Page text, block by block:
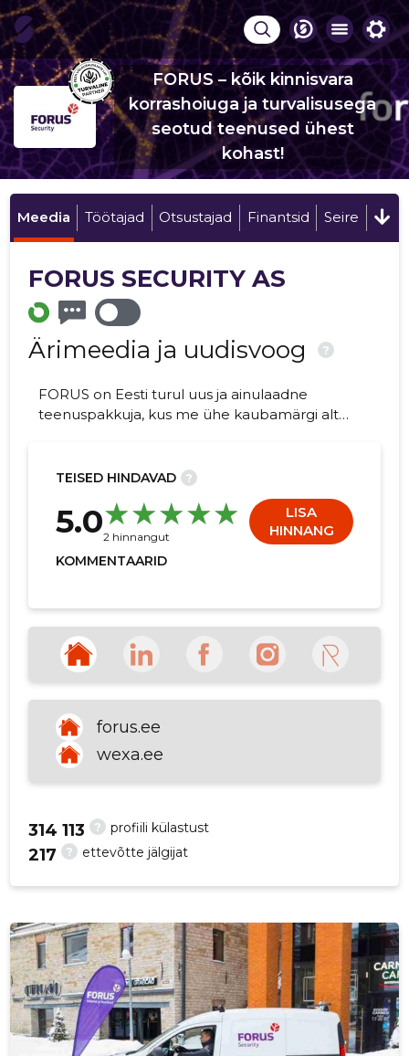
FORUS – kõik kinnisvara
korrashoiuga ja turvalisusega
seotud teenused ühest
kohast!
Meedia Töötajad Otsustajad Finantsid Seire
FORUS SECURITY AS
Ärimeedia ja uudisvoog ?
FORUS on Eesti turul uus ja ainulaadne
teenuspakkuja, kus me ühe kaubamärgi alt
TEISED HINDAVAD ?
5.02 hinnangut
LISA
HINNANG
KOMMENTAARID
forus.ee
wexa.ee
? profiili külastust
314 113
? ettevõtte jälgijat
217